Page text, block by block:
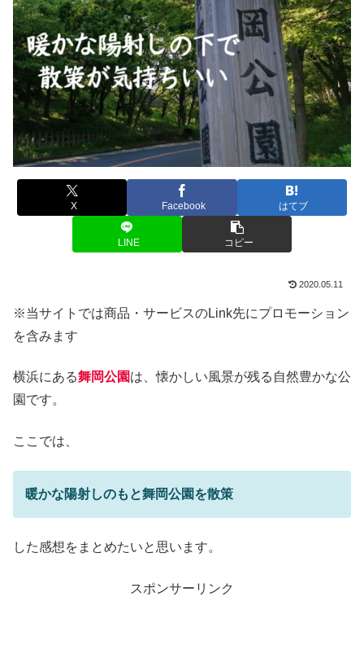
X Facebook はてブ
LINE コピー
2020.05.11
※当サイトでは商品・サービスのLink先にプロモーション
を含みます
横浜にある舞岡公園は、懐かしい風景が残る自然豊かな公
園です。
ここでは、
暖かな陽射しのもと舞岡公園を散策
した感想をまとめたいと思います。
スポンサーリンク